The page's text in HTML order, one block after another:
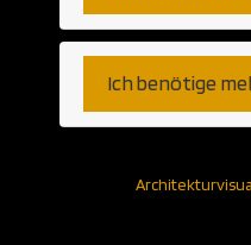
Ich benötige